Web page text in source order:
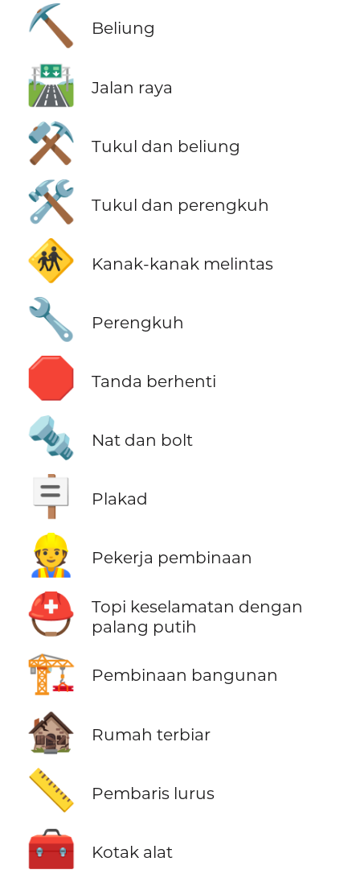
⛏️ Beliung
🛣️ Jalan raya
⚒️ Tukul dan beliung
🛠️ Tukul dan perengkuh
🚸 Kanak-kanak melintas
🔧 Perengkuh
🛑 Tanda berhenti
🔩 Nat dan bolt
🪧 Plakad
👷 Pekerja pembinaan
⛑️
Topi keselamatan dengan
palang putih
🏗️ Pembinaan bangunan
🏚️ Rumah terbiar
📏 Pembaris lurus
🧰 Kotak alat